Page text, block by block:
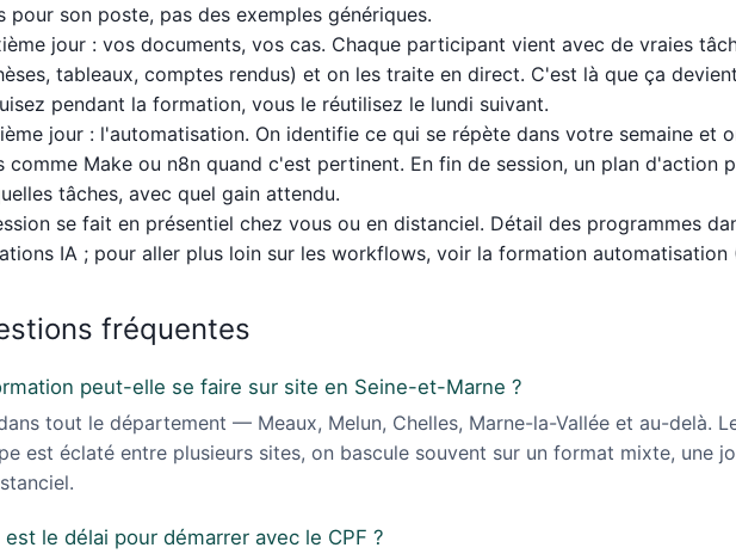
pour son poste, pas des exemples génériques.
jour : vos documents, vos cas. Chaque participant vient avec de vraies
tableaux, comptes rendus) et on les traite en direct. C'est là que ça
pendant la formation, vous le réutilisez le lundi suivant.
jour : l'automatisation. On identifie ce qui se répète dans votre semaine et
comme Make ou n8n quand c'est pertinent. En fin de session, un plan d'action
tâches, avec quel gain attendu.
se fait en présentiel chez vous ou en distanciel. Détail des programmes
IA ; pour aller plus loin sur les workflows, voir la formation automatisation
fréquentes
peut-elle se faire sur site en Seine-et-Marne ?
tout le département — Meaux, Melun, Chelles, Marne-la-Vallée et au-delà.
est éclaté entre plusieurs sites, on bascule souvent sur un format mixte, une
est le délai pour démarrer avec le CPF ?